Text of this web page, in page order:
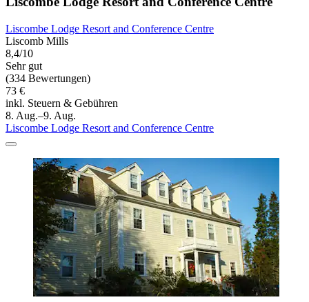
Liscombe Lodge Resort and Conference Centre
Liscomb Mills
8,4/10
Sehr gut
(334 Bewertungen)
73 €
inkl. Steuern & Gebühren
8. Aug.–9. Aug.
Liscombe Lodge Resort and Conference Centre